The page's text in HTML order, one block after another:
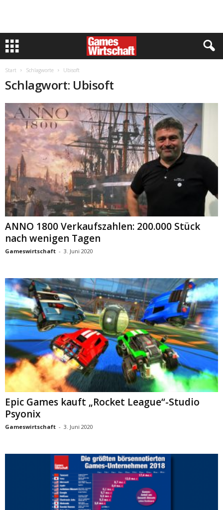
Start Schlagworte Ubisoft
Schlagwort: Ubisoft
ANNO 1800 Verkaufszahlen: 200.000 Stück
nach wenigen Tagen
Gameswirtschaft - 3. Juni 2020
Epic Games kauft „Rocket League“-Studio
Psyonix
Gameswirtschaft - 3. Juni 2020